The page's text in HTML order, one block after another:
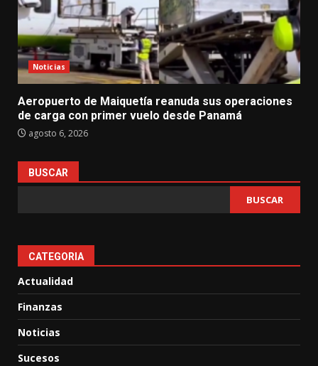
Noticias
Aeropuerto de Maiquetía reanuda sus operaciones
de carga con primer vuelo desde Panamá
agosto 6, 2026
BUSCAR
BUSCAR
CATEGORIA
Actualidad
Finanzas
Noticias
Sucesos